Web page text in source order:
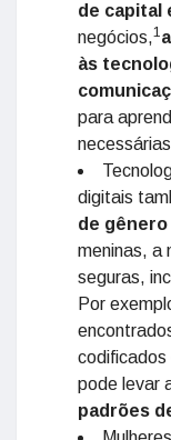
de capital
negócios,1
às
para
digitais
de
meninas, a
seguras,
Por
codificados
pode levar
padrões